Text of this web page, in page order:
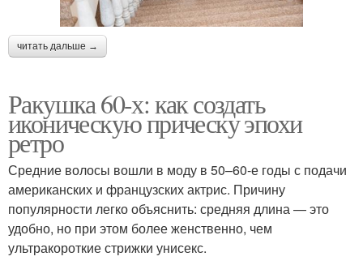
читать дальше →
Ракушка 60-х: как создать
иконическую прическу эпохи
ретро
Средние волосы вошли в моду в 50–60-е годы с подачи
американских и французских актрис. Причину
популярности легко объяснить: средняя длина — это
удобно, но при этом более женственно, чем
ультракороткие стрижки унисекс.